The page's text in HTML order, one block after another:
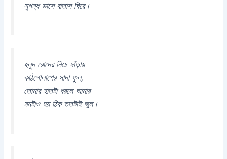
সুগন্ধ ভাসে বাতাস ঘিরে।
হলুদ রোদের নিচে দাঁড়ায়
কাঠগোলাপের সাদা ফুল,
তোমার হাতটা ধরলে আমার
মনটাও হয় ঠিক ততটাই ভুল।